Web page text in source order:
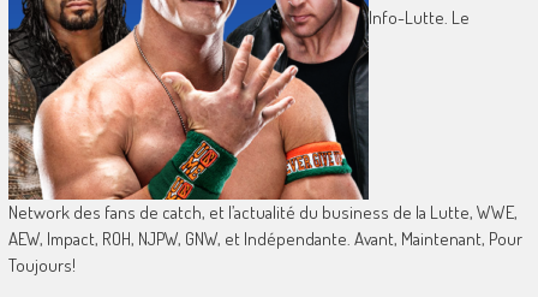
Info-Lutte. Le
Network des fans de catch, et l’actualité du business de la Lutte, WWE,
AEW, Impact, ROH, NJPW, GNW, et Indépendante. Avant, Maintenant, Pour
Toujours!